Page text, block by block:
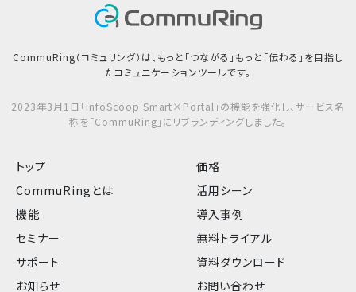
CommuRing（コミュリング）は、もっと「つながる」もっと「伝わる」を目指し
たコミュニケーションツールです。
2023年3月1日「infoScoop Smart×Portal」の機能を強化し、サービス名
称を「CommuRing」にリブランディングしました。
トップ
CommuRingとは
機能
価格
活用シーン
導入事例
セミナー
サポート
お知らせ
無料トライアル
資料ダウンロード
お問い合わせ